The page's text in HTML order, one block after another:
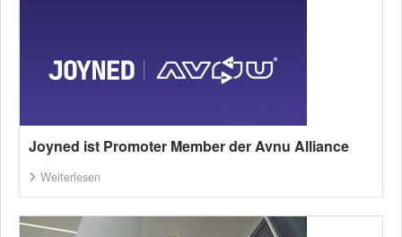
Joyned ist Promoter Member der Avnu Alliance
Weiterlesen